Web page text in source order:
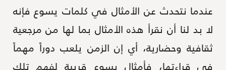
عندما نتحدث عن الأمثال في كلمات يسوع فإنه
لا بد لنا أن نقرأ هذه الأمثال بما لها من مرجعية
ثقافية وحضارية، أي إن الزمن يلعب دوراً مهماً
في قراءتها، فأمثال يسوع قريبة لفهم تلك